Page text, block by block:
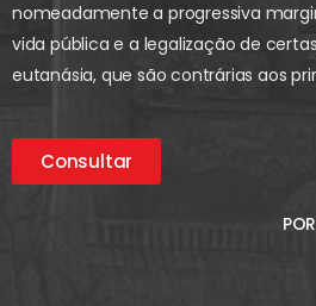
nomeadamente a progressiva
vida pública e a legalização de
eutanásia, que são contrárias aos
Consultar